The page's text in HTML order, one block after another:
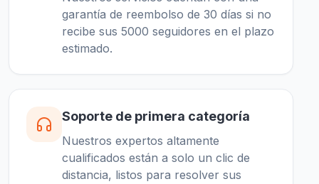
garantía de reembolso de 30 días si no
recibe sus 5000 seguidores en el plazo
estimado.
Soporte de primera categoría
Nuestros expertos altamente
cualificados están a solo un clic de
distancia, listos para resolver sus